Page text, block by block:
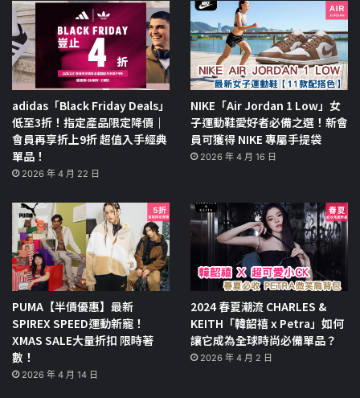
adidas「Black Friday Deals」
低至3折！指定產品限定降價｜
會員再享折上9折 超值入手經典
單品！
2026 年 4 月 22 日
NIKE「Air Jordan 1 Low」女
子運動鞋愛好者必備之選！新會
員可獲得 NIKE 專屬手提袋
2026 年 4 月 16 日
PUMA【半價優惠】最新
SPIREX SPEED運動新寵！
XMAS SALE大量折扣 限時著
數！
2026 年 4 月 14 日
2024 春夏潮流 CHARLES &
KEITH「韓韶禧 x Petra」如何
讓它成為全球時尚必備單品？
2026 年 4 月 2 日